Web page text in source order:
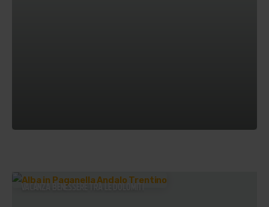
VACANZA BENESSERE TRA LE DOLOMITI